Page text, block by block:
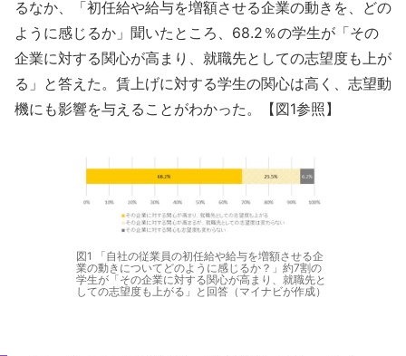
るなか、「初任給や給与を増額させる企業の動きを、どの
ように感じるか」聞いたところ、68.2％の学生が「その
企業に対する関心が高まり、就職先としての志望度も上が
る」と答えた。賃上げに対する学生の関心は高く、志望動
機にも影響を与えることがわかった。【図1参照】
図1 「自社の従業員の初任給や給与を増額させる企
業の動きについてどのように感じるか？」約7割の
学生が「その企業に対する関心が高まり、就職先と
しての志望度も上がる」と回答（マイナビが作成）